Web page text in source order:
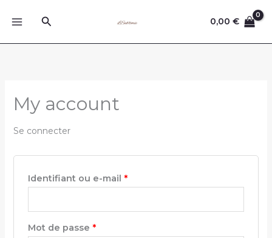
Rechercher 0,00€
My account
Se connecter
Identifiant ou e-mail *Obligatoire
Mot de passe *Obligatoire